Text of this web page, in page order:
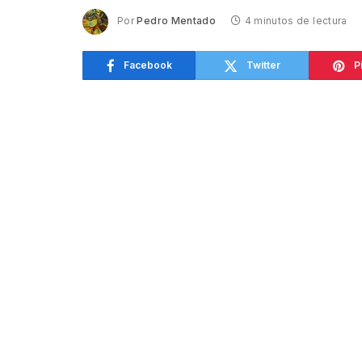
Por Pedro Mentado 4 minutos de lectura
Facebook Twitter